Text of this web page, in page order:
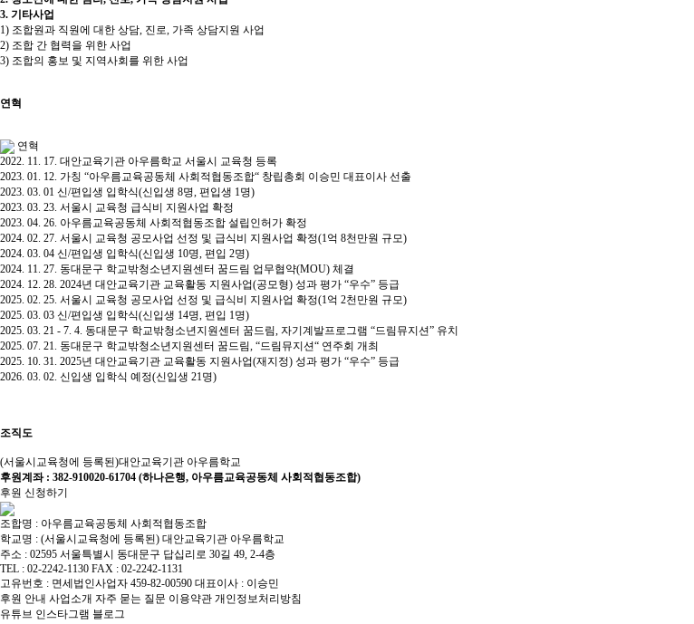
3. 기타사업
1) 조합원과 직원에 대한 상담, 진로, 가족 상담지원 사업
2) 조합 간 협력을 위한 사업
3) 조합의 홍보 및 지역사회를 위한 사업
연혁
연혁
2022. 11. 17. 대안교육기관 아우름학교 서울시 교육청 등록
2023. 01. 12. 가칭 “아우름교육공동체 사회적협동조합“ 창립총회 이승민 대표이사 선출​
2023. 03. 01 신/편입생 입학식(신입생 8명, 편입생 1명)​
2023. 03. 23. 서울시 교육청 급식비 지원사업 확정​
2023. 04. 26. 아우름교육공동체 사회적협동조합 설립인허가 확정​
2024. 02. 27. 서울시 교육청 공모사업 선정 및 급식비 지원사업 확정(1억 8천만원 규모)​
2024. 03. 04 신/편입생 입학식(신입생 10명, 편입 2명)​
2024. 11. 27. 동대문구 학교밖청소년지원센터 꿈드림 업무협약(MOU) 체결​
2024. 12. 28. 2024년 대안교육기관 교육활동 지원사업(공모형) 성과 평가 “우수” 등급​
2025. 02. 25. 서울시 교육청 공모사업 선정 및 급식비 지원사업 확정(1억 2천만원 규모)​
2025. 03. 03 신/편입생 입학식(신입생 14명, 편입 1명)​
2025. 03. 21 - 7. 4. 동대문구 학교밖청소년지원센터 꿈드림, 자기계발프로그램 “드림뮤지션” 유치​
2025. 07. 21. 동대문구 학교밖청소년지원센터 꿈드림, “드림뮤지션“ 연주회 개최​
2025. 10. 31. 2025년 대안교육기관 교육활동 지원사업(재지정) 성과 평가 “우수” 등급
2026. 03. 02. 신입생 입학식 예정(신입생 21명)​
조직도
(서울시교육청에 등록된)대안교육기관 아우름학교
후원계좌 : 382-910020-61704 (하나은행, 아우름교육공동체 사회적협동조합)
후원 신청하기
조합명 : 아우름교육공동체 사회적협동조합
학교명 : (서울시교육청에 등록된) 대안교육기관 아우름학교
주소 : 02595 서울특별시 동대문구 답십리로 30길 49, 2-4층
TEL : 02-2242-1130 FAX : 02-2242-1131
고유번호 : 면세법인사업자 459-82-00590 대표이사 : 이승민
후원 안내 사업소개 자주 묻는 질문 이용약관 개인정보처리방침
유튜브 인스타그램 블로그